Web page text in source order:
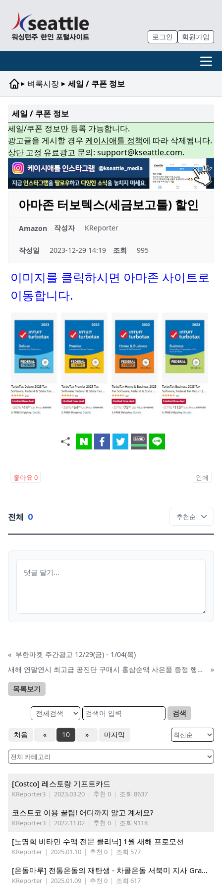
로그인 회원가입
▸ 벼룩시장 ▸ 세일 / 쿠폰 정보
세일 / 쿠폰 정보
세일/쿠폰 정보만 등록 가능합니다.
광고글을 게시할 경우 케이시애틀 정책에 따라 삭제됩니다.
상단 고정 유료광고 문의: support@kseattle.com.
아마존 터보텍스(세금보고툴) 할인
Amazon 작성자 KReporter
작성일 2023-12-29 14:19 조회 995
이미지를 클릭하시면 아마존 사이트로
이동합니다.
좋아요 0 인쇄
전체 0
« 부한마켓 주간광고 12/29(금) - 1/04(목)
새해 연말연시 최고급 공진단 구매시 홍삼순액 사은품 증정 행사: 라파헬스(페더럴웨이 H-Mart내)
»
목록보기
검색
처음 « 10 » 마지막
[Costco] 레스토랑 기프트카드
KReporter3 | 2023.03.20 | 추천 0 | 조회 8637
코스트코 이용 꿀팁! 어디까지 알고 계세요?
KReporter3 | 2022.11.02 | 추천 0 | 조회 9118
[노명희 비타민 수액 전문 클리닉] 1월 새해 프로모션
KReporter | 2025.01.10 | 추천 0 | 조회 577
[온돌마루] 전통온돌의 재탄생 - 차콜온돌 서북미 지사 Grand Open!!
KReporter | 2025.01.09 | 추천 0 | 조회 617